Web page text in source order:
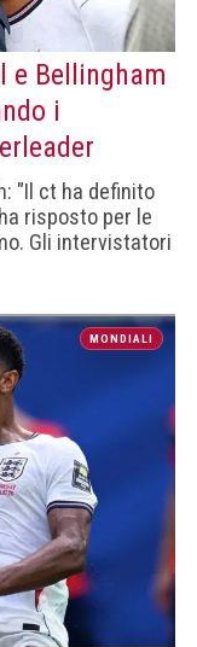
e Bellingham
i
"Il ct ha definito
risposto per le
Gli intervistatori
MONDIALI